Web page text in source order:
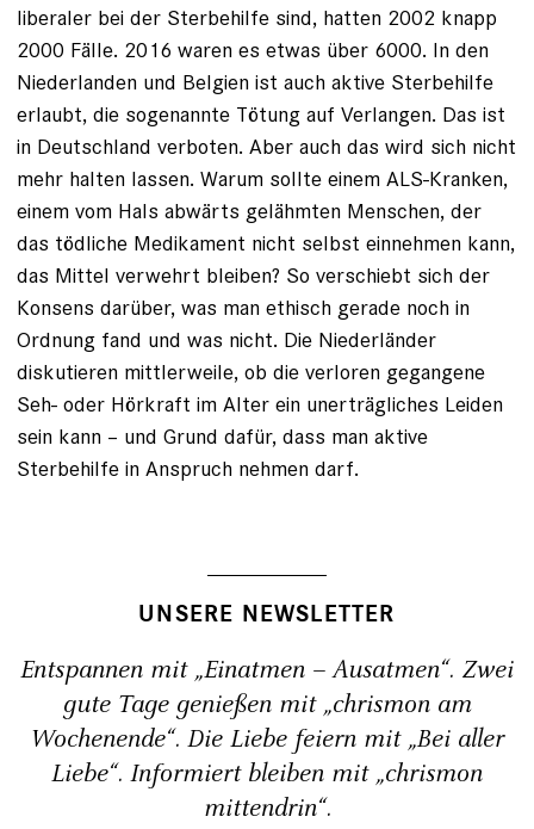
liberaler bei der Sterbehilfe sind, hatten 2002 knapp
2000 Fälle. 2016 waren es etwas über 6000. In den
Niederlanden und Belgien ist auch aktive Sterbehilfe
erlaubt, die sogenannte Tötung auf Verlangen. Das ist
in Deutschland verboten. Aber auch das wird sich nicht
mehr halten lassen. Warum sollte einem ALS-Kranken,
einem vom Hals abwärts gelähmten Menschen, der
das tödliche Medikament nicht selbst einnehmen kann,
das Mittel verwehrt bleiben? So verschiebt sich der
Konsens darüber, was man ethisch gerade noch in
Ordnung fand und was nicht. Die Nieder­länder
diskutieren mittlerweile, ob die verloren gegangene
Seh- oder Hörkraft im Alter ein unerträgliches Leiden
sein kann – und Grund dafür, dass man aktive
Sterbehilfe in Anspruch nehmen darf.
UNSERE NEWSLETTER
Entspannen mit „Einatmen – Ausatmen“. Zwei
gute Tage genießen mit „chrismon am
Wochenende“. Die Liebe feiern mit „Bei aller
Liebe“. Informiert bleiben mit „chrismon
mittendrin“.